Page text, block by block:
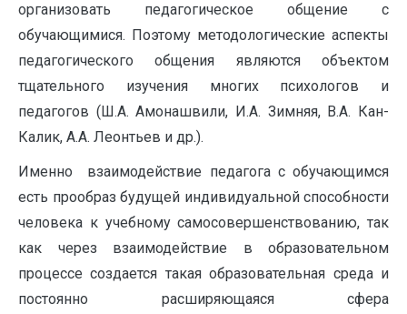
организовать педагогическое общение с
обучающимися. Поэтому методологические аспекты
педагогического общения являются объектом
тщательного изучения многих психологов и
педагогов (Ш.А. Амонашвили, И.А. Зимняя, В.А. Кан-
Калик, А.А. Леонтьев и др.).
Именно взаимодействие педагога с обучающимся
есть прообраз будущей индивидуальной способности
человека к учебному самосовершенствованию, так
как через взаимодействие в образовательном
процессе создается такая образовательная среда и
постоянно расширяющаяся сфера